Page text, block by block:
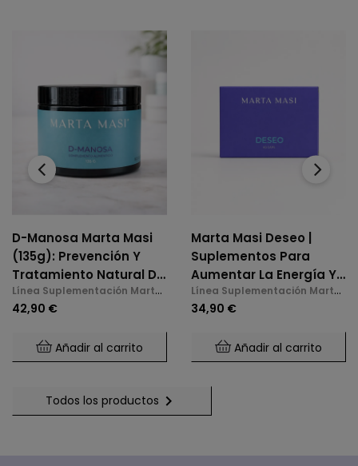
D-Manosa Marta Masi
(135g): Prevención Y
Tratamiento Natural De
La Cistitis E Infecciones
De Orina
Línea Suplementación Marta
Masi
42,90 €
Añadir al carrito
Marta Masi Deseo |
Suplementos Para
Aumentar La Energía Y
La Libido En La
Menopausia
Línea Suplementación Marta
Masi
34,90 €
Añadir al carrito
‹ ›
Todos los productos 